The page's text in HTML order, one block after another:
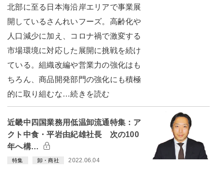
北部に至る日本海沿岸エリアで事業展
開しているさんれいフーズ。高齢化や
人口減少に加え、コロナ禍で激変する
市場環境に対応した展開に挑戦を続け
ている。組織改編や営業力の強化はも
ちろん、商品開発部門の強化にも積極
的に取り組むな…続きを読む
近畿中四国業務用低温卸流通特集：ア
クト中食・平岩由紀雄社長 次の100
年へ構…
特集 卸・商社 2022.06.04